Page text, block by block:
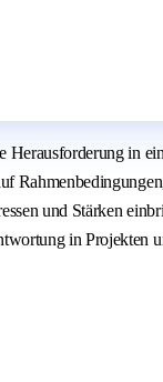
in
und Stärken
in Projekten